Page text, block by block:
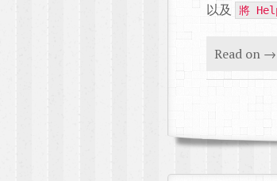
以及 將
Read on →